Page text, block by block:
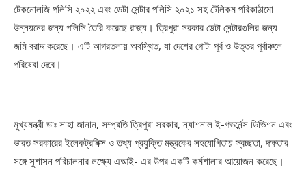
টেকনোলজি পলিসি ২০২২ এবং ডেটা সেন্টার পলিসি ২০২১ সহ টেলিকম পরিকাঠামো
উন্নয়নের জন্য পলিসি তৈরি করেছে রাজ্য। ত্রিপুরা সরকার ডেটা সেন্টারগুলির জন্য
জমি বরাদ্দ করেছে। এটি আগরতলায় অবস্থিত, যা দেশের গোটা পূর্ব ও উত্তর পূর্বাঞ্চলে
পরিষেবা দেবে।
মুখ্যমন্ত্রী ডাঃ সাহা জানান, সম্প্রতি ত্রিপুরা সরকার, ন্যাশনাল ই-গভর্নেন্স ডিভিশন এবং
ভারত সরকারের ইলেকট্রনিক্স ও তথ্য প্রযুক্তি মন্ত্রকের সহযোগিতায় স্বচ্ছতা, দক্ষতার
সঙ্গে সুশাসন পরিচালনার লক্ষ্যে এআই- এর উপর একটি কর্মশালার আয়োজন করেছে।